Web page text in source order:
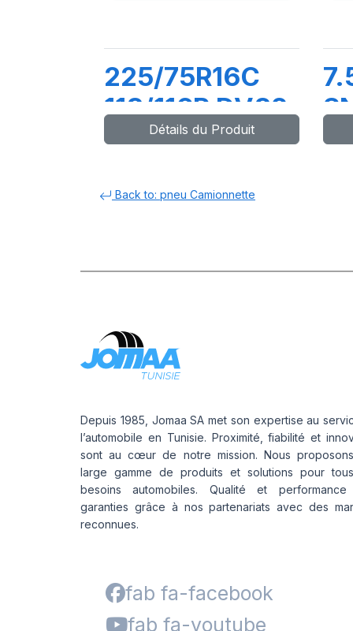
225/75R16C
118/116R DV82
Détails du Produit
Back to: pneu Camionnette
Depuis 1985, Jomaa SA met son expertise au
l’automobile en Tunisie. Proximité, fiabilité et
sont au cœur de notre mission. Nous
large gamme de produits et solutions pour
besoins automobiles. Qualité et performance
garanties grâce à nos partenariats avec des
reconnues.
fab fa-facebook
fab fa-youtube